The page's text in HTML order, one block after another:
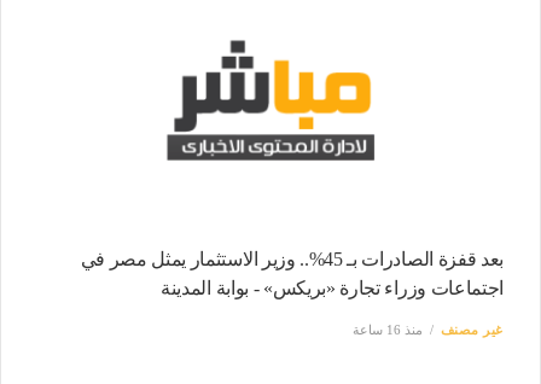
بعد قفزة الصادرات بـ 45%.. وزير الاستثمار يمثل مصر في
اجتماعات وزراء تجارة «بريكس» - بوابة المدينة
غير مصنف منذ 16 ساعة